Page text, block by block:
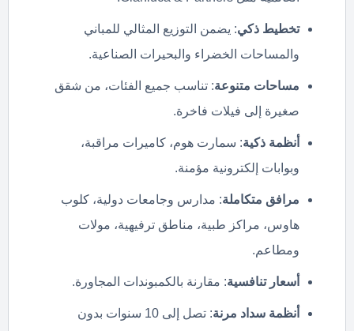
تخطيط ذكي: يضمن التوزيع المثالي للمباني
والمساحات الخضراء والبحيرات الصناعية.
مساحات متنوعة: تناسب جميع الفئات، من شقق
صغيرة إلى فيلات فاخرة.
أنظمة ذكية: سمارت هوم، كاميرات مراقبة،
وبوابات إلكترونية مؤمنة.
مرافق متكاملة: مدارس وجامعات دولية، كلوب
هاوس، مراكز طبية، مناطق ترفيهية، مولات
ومطاعم.
أسعار تنافسية: مقارنة بالكمبوندات المجاورة.
أنظمة سداد مرنة
: تصل إلى 10 سنوات بدون